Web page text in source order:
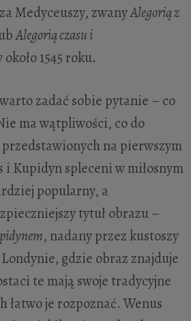
Medyceuszy, zwanyAlegorią z
Alegorią czasu i
1545 roku.
zadać sobie pytanie – co
ma wątpliwości, co do
na pierwszym
i Kupidyn spleceni w miłosnym
popularny, a
tytuł obrazu –
, nadany przez kustoszy
gdzie obraz znajduje
te mają swoje tradycyjne
łatwo je rozpoznać. Wenus